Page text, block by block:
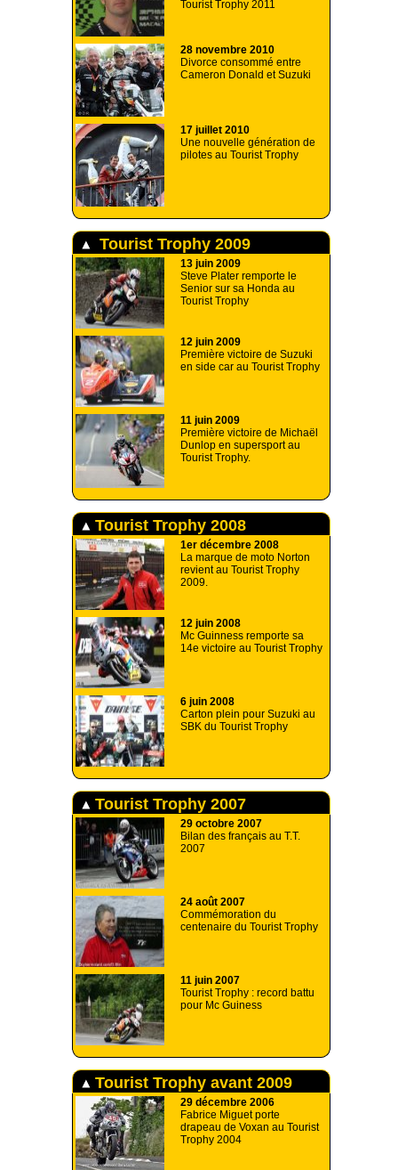
Tourist Trophy 2011
28 novembre 2010
Divorce consommé entre
Cameron Donald et Suzuki
17 juillet 2010
Une nouvelle génération de
pilotes au Tourist Trophy
Tourist Trophy 2009
13 juin 2009
Steve Plater remporte le
Senior sur sa Honda au
Tourist Trophy
12 juin 2009
Première victoire de Suzuki
en side car au Tourist Trophy
11 juin 2009
Première victoire de Michaël
Dunlop en supersport au
Tourist Trophy.
Tourist Trophy 2008
1er décembre 2008
La marque de moto Norton
revient au Tourist Trophy
2009.
12 juin 2008
Mc Guinness remporte sa
14e victoire au Tourist Trophy
6 juin 2008
Carton plein pour Suzuki au
SBK du Tourist Trophy
Tourist Trophy 2007
29 octobre 2007
Bilan des français au T.T.
2007
24 août 2007
Commémoration du
centenaire du Tourist Trophy
11 juin 2007
Tourist Trophy : record battu
pour Mc Guiness
Tourist Trophy avant 2009
29 décembre 2006
Fabrice Miguet porte
drapeau de Voxan au Tourist
Trophy 2004